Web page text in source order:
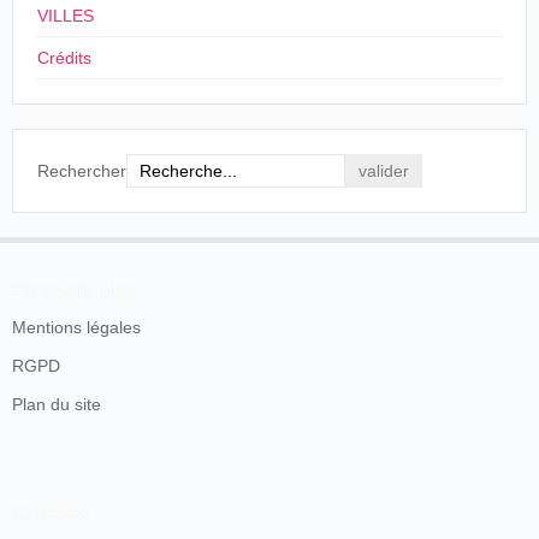
VILLES
Crédits
Rechercher
Mentions légales
RGPD
Plan du site